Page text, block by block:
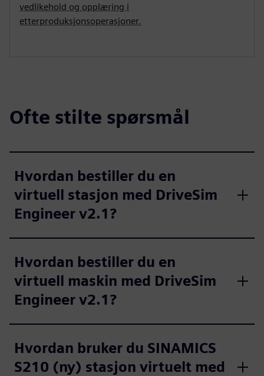
vedlikehold og opplæring i
etterproduksjonsoperasjoner.
Ofte stilte spørsmål
Hvordan bestiller du en
virtuell stasjon med DriveSim
Engineer v2.1?
Hvordan bestiller du en
virtuell maskin med DriveSim
Engineer v2.1?
Hvordan bruker du SINAMICS
S210 (ny) stasjon virtuelt med